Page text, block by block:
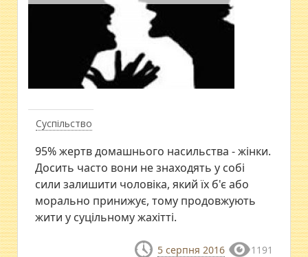
Суспільство
95% жертв домашнього насильства - жінки.
Досить часто вони не знаходять у собі
сили залишити чоловіка, який їх б'є або
морально принижує, тому продовжують
жити у суцільному жахітті.
5 серпня 2016 1191